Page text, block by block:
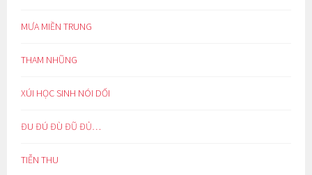
MƯA MIỀN TRUNG
THAM NHŨNG
XÚI HỌC SINH NÓI DỐI
ĐU ĐÚ ĐÙ ĐŨ ĐỦ…
TIỄN THU